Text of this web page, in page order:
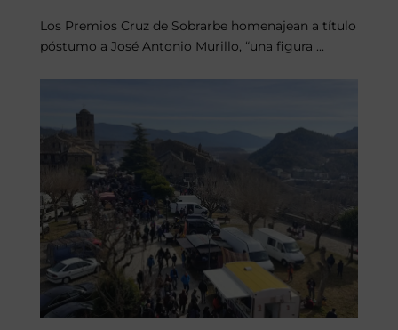
Los Premios Cruz de Sobrarbe homenajean a título
póstumo a José Antonio Murillo, “una figura ...